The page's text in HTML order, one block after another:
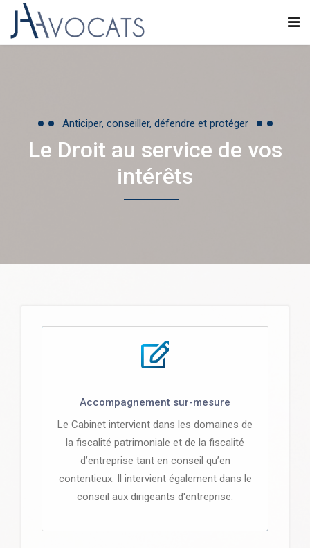
Anticiper, conseiller, défendre et protéger
Le Droit au service de vos
intérêts
Accompagnement sur-mesure
Le Cabinet intervient dans les domaines de
la fiscalité patrimoniale et de la fiscalité
d’entreprise tant en conseil qu’en
contentieux. Il intervient également dans le
conseil aux dirigeants d'entreprise.